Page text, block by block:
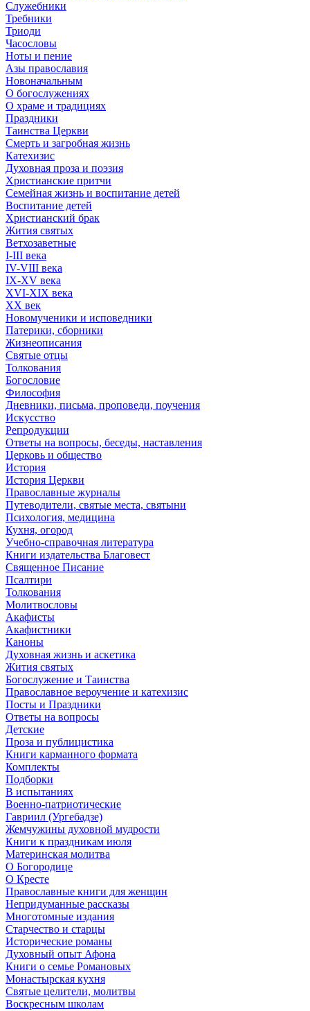
Служебники
Требники
Триоди
Часословы
Ноты и пение
Азы православия
Новоначальным
О богослужениях
О храме и традициях
Праздники
Таинства Церкви
Смерть и загробная жизнь
Катехизис
Духовная проза и поэзия
Христианские притчи
Семейная жизнь и воспитание детей
Воспитание детей
Христианский брак
Жития святых
Ветхозаветные
I-III века
IV-VIII века
IX-XV века
XVI-XIX века
XX век
Новомученики и исповедники
Патерики, сборники
Жизнеописания
Святые отцы
Толкования
Богословие
Философия
Дневники, письма, проповеди, поучения
Искусство
Репродукции
Ответы на вопросы, беседы, наставления
Церковь и общество
История
История Церкви
Православные журналы
Путеводители, святые места, святыни
Психология, медицина
Кухня, огород
Учебно-справочная литература
Книги издательства Благовест
Священное Писание
Псалтири
Толкования
Молитвословы
Акафисты
Акафистники
Каноны
Духовная жизнь и аскетика
Жития святых
Богослужение и Таинства
Православное вероучение и катехизис
Посты и Праздники
Ответы на вопросы
Детские
Проза и публицистика
Книги карманного формата
Комплекты
Подборки
В испытаниях
Военно-патриотические
Гавриил (Ургебадзе)
Жемчужины духовной мудрости
Книги к праздникам июля
Материнская молитва
О Богородице
О Кресте
Православные книги для женщин
Непридуманные рассказы
Многотомные издания
Старчество и старцы
Исторические романы
Духовный опыт Афона
Книги о семье Романовых
Монастырская кухня
Святые целители, молитвы
Воскресным школам